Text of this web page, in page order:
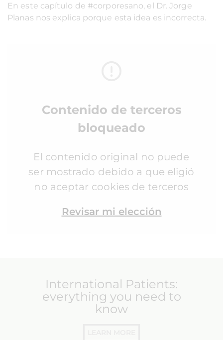
En este capítulo de #corporesano, el Dr. Jorge
Planas nos explica porque esta idea es incorrecta.
Contenido de terceros
bloqueado
El contenido original no puede
ser mostrado debido a que eligió
no aceptar cookies de terceros
Revisar mi elección
International Patients:
everything you need to
know